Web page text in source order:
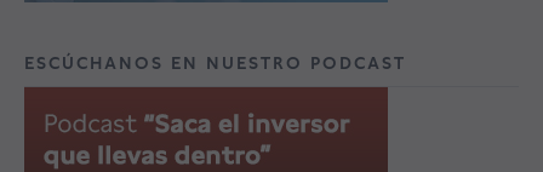
ESCÚCHANOS EN NUESTRO PODCAST